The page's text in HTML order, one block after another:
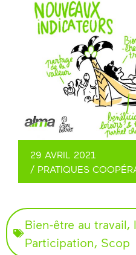
29 AVRIL 2021
/ PRATIQUES
Bien-être au travail,
Participation, Scop